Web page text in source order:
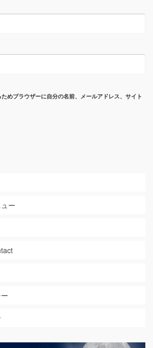
めブラウザーに自分の名前、メールアドレス、サイト
ー